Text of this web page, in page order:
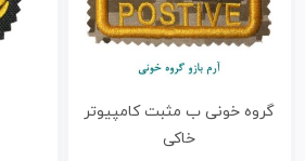
گروه خونی ب مثبت کامپیوتر
خاکی